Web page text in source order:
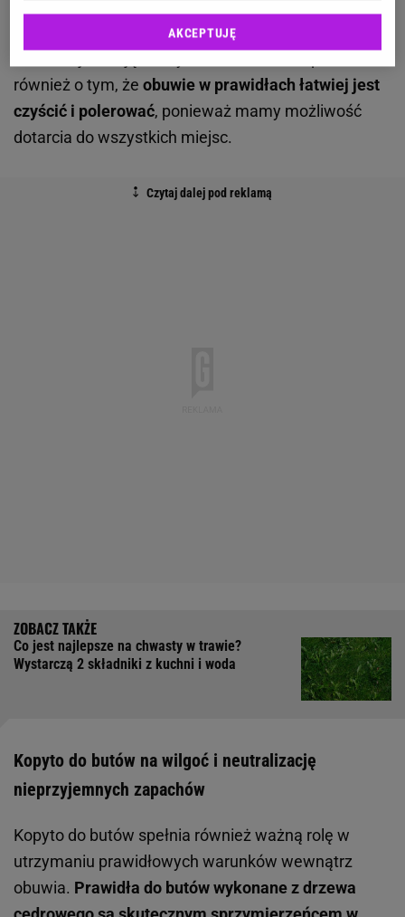
używanie sprawia, że skóra staje się naciągnięta i
również o tym, że obuwie w prawidłach łatwiej jest
czyścić i polerować, ponieważ mamy możliwość
dotarcia do wszystkich miejsc.
Co jest najlepsze na chwasty w trawie?
Wystarczą 2 składniki z kuchni i woda
Kopyto do butów na wilgoć i neutralizację
nieprzyjemnych zapachów
Kopyto do butów spełnia również ważną rolę w
utrzymaniu prawidłowych warunków wewnątrz
obuwia. Prawidła do butów wykonane z drzewa
AKCEPTUJĘ